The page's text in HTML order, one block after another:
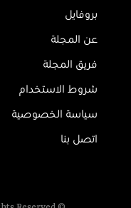
بروفايل
عن المجلة
فريق المجلة
شروط الاستخدام
سياسة الخصوصية
اتصل بنا